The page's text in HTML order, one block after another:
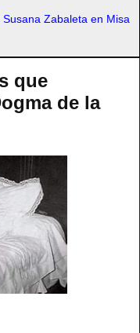
Zabaleta en Misa
que
de la